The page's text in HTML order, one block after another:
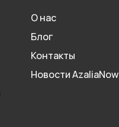
О нас
Блог
Контакты
Новости AzaliaNow